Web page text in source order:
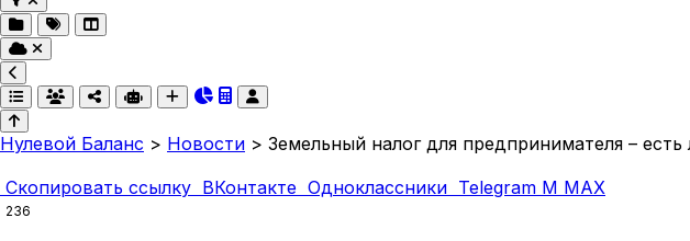
Нулевой Баланс > Новости > Земельный налог для предпринимателя – есть
Скопировать ссылку ВКонтакте Одноклассники Telegram M MAX
236